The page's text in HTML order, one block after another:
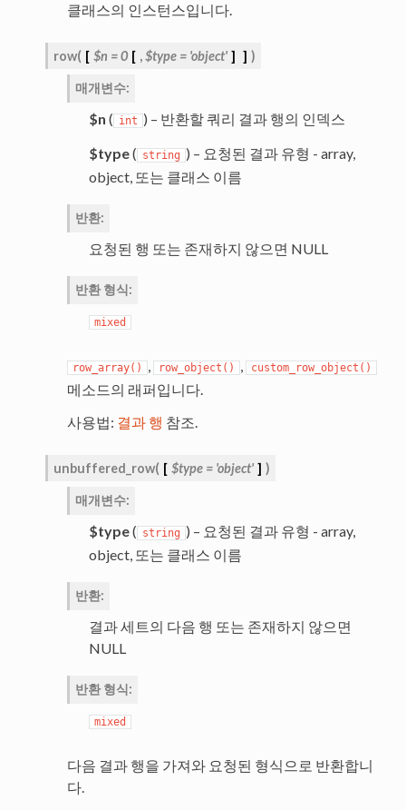
클래스의 인스턴스입니다.
row( [ $n =0 [ ,$type = 'object' ] ] )
매개변수:
$n ( int ) – 반환할 쿼리 결과 행의 인덱스
$type( string ) – 요청된 결과 유형 - array,
object, 또는 클래스 이름
반환:
요청된 행 또는 존재하지 않으면 NULL
반환 형식:
mixed
row_array() , row_object() , custom_row_object()
메소드의 래퍼입니다.
사용법: 결과 행 참조.
unbuffered_row( [ $type = 'object' ] )
매개변수:
$type( string ) – 요청된 결과 유형 - array,
object, 또는 클래스 이름
반환:
결과 세트의 다음 행 또는 존재하지 않으면
NULL
반환 형식:
mixed
다음 결과 행을 가져와 요청된 형식으로 반환합니
다.